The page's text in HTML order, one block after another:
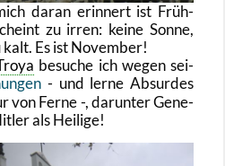
daran er­in­nert ist Früh­
zu irren: keine Sonne,
Es ist No­vem­ber!
be­su­che ich wegen sei­
- und lerne Ab­sur­des
von Ferne -, dar­un­ter Ge­ne­
als Hei­li­ge!